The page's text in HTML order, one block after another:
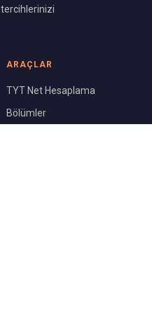
tercihlerinizi
ARAÇLAR
TYT Net Hesaplama
Bölümler